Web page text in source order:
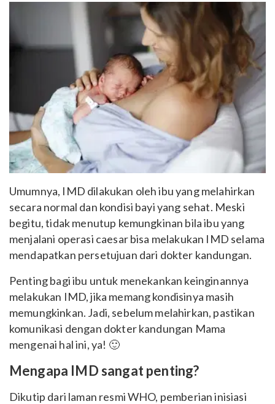
Umumnya, IMD dilakukan oleh ibu yang melahirkan
secara normal dan kondisi bayi yang sehat. Meski
begitu, tidak menutup kemungkinan bila ibu yang
menjalani operasi caesar bisa melakukan IMD selama
mendapatkan persetujuan dari dokter kandungan.
Penting bagi ibu untuk menekankan keinginannya
melakukan IMD, jika memang kondisinya masih
memungkinkan. Jadi, sebelum melahirkan, pastikan
komunikasi dengan dokter kandungan Mama
mengenai hal ini, ya! 🙂
Mengapa IMD sangat penting?
Dikutip dari laman resmi WHO, pemberian inisiasi